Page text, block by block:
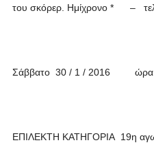
του σκόρερ. Ημίχρονο * –
Σάββατο 30 / 1 / 2016 ώρα
ΕΠΙΛΕΚΤΗ ΚΑΤΗΓΟΡΙΑ 19η